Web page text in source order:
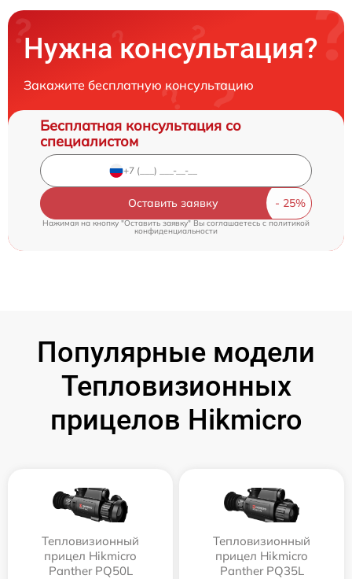
Нужна консультация?
Закажите бесплатную консультацию
Бесплатная консультация со
специалистом
Оставить заявку
Нажимая на кнопку "Оставить заявку" Вы соглашаетесь cполитикой
конфиденциальности
Популярные модели
Тепловизионных
прицелов Hikmicro
Тепловизионный
прицел Hikmicro
Panther PQ50L
Тепловизионный
прицел Hikmicro
Panther PQ35L